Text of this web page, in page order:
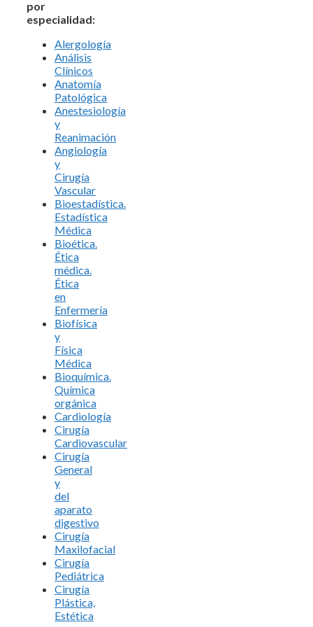
por
especialidad:
Alergología
Análisis
Clínicos
Anatomía
Patológica
Anestesiología
y
Reanimación
Angiología
y
Cirugía
Vascular
Bioestadística.
Estadística
Médica
Bioética.
Ética
médica.
Ética
en
Enfermería
Biofísica
y
Física
Médica
Bioquímica.
Química
orgánica
Cardiología
Cirugía
Cardiovascular
Cirugía
General
y
del
aparato
digestivo
Cirugía
Maxilofacial
Cirugía
Pediátrica
Cirugía
Plástica,
Estética